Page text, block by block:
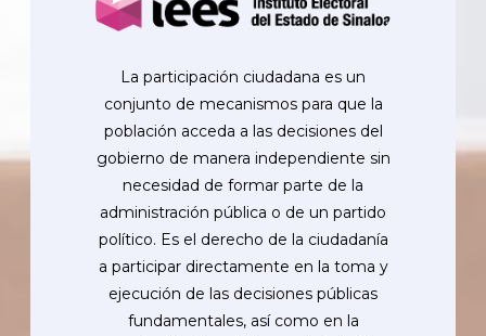
La participación ciudadana es un
conjunto de mecanismos para que la
población acceda a las decisiones del
gobierno de manera independiente sin
necesidad de formar parte de la
administración pública o de un partido
político. Es el derecho de la ciudadanía
a participar directamente en la toma y
ejecución de las decisiones públicas
fundamentales, así como en la